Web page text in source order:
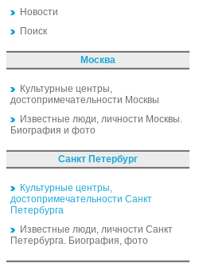
Новости
Поиск
Москва
Культурные центры,
достопримечательности Москвы
Известные люди, личности Москвы.
Биография и фото
Санкт Петербург
Культурные центры,
достопримечательности Санкт
Петербурга
Известные люди, личности Санкт
Петербурга. Биография, фото